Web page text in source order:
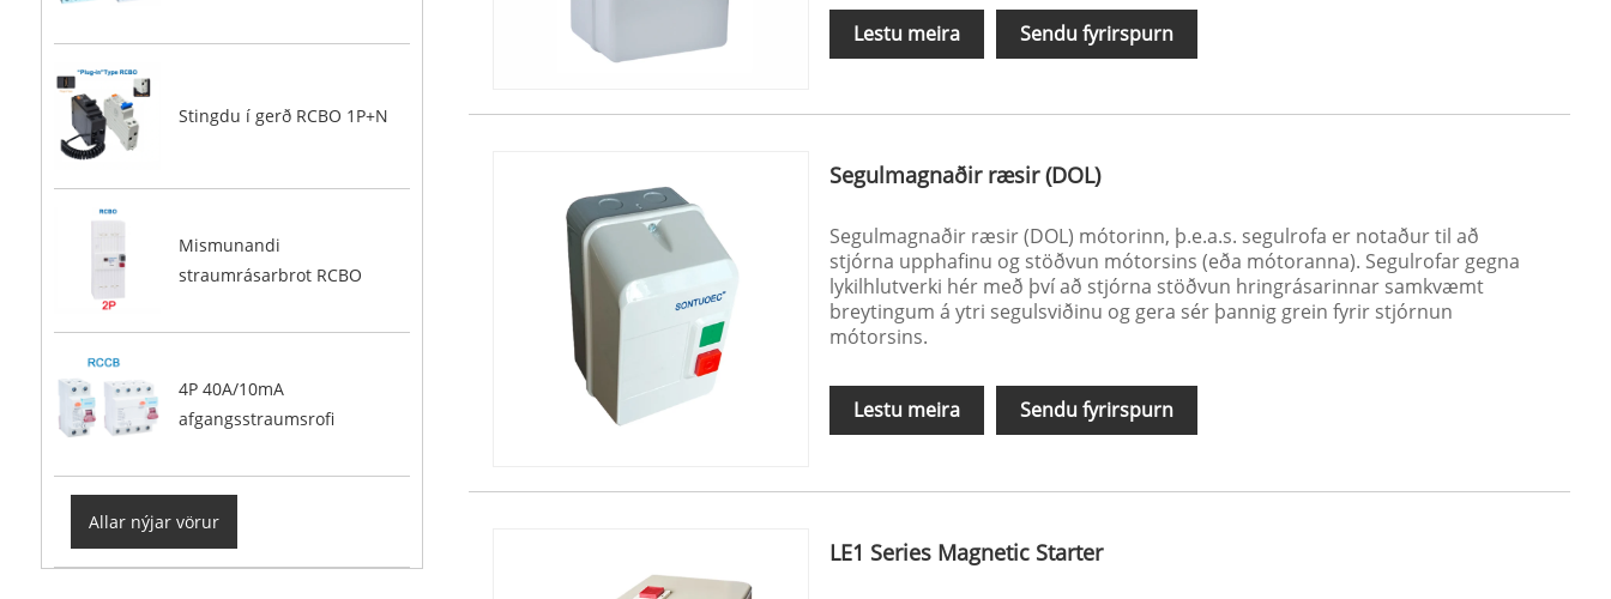
Stingdu í gerð RCBO 1P+N
Mismunandi
straumrásarbrot RCBO
4P 40A/10mA
afgangsstraumsrofi
Allar nýjar vörur
Lestu meira Sendu fyrirspurn
Segulmagnaðir ræsir (DOL)
Segulmagnaðir ræsir (DOL) mótorinn, þ.e.a.s. segulrofa er notaður til að
stjórna upphafinu og stöðvun mótorsins (eða mótoranna). Segulrofar gegna
lykilhlutverki hér með því að stjórna stöðvun hringrásarinnar samkvæmt
breytingum á ytri segulsviðinu og gera sér þannig grein fyrir stjórnun
mótorsins.
Lestu meira Sendu fyrirspurn
LE1 Series Magnetic Starter